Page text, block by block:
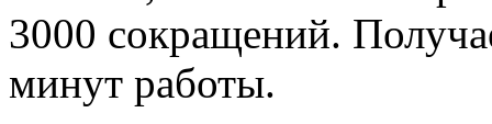
3000 сокращений.
минут работы.